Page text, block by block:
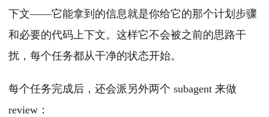
下文——它能拿到的信息就是你给它的那个计划步骤
和必要的代码上下文。这样它不会被之前的思路干
扰，每个任务都从干净的状态开始。
每个任务完成后，还会派另外两个 subagent 来做
review：